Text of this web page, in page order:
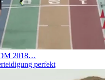
2018…
perfekt